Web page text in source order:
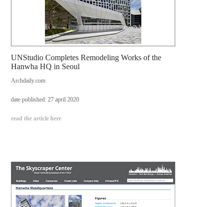
UNStudio Completes Remodeling Works of the
Hanwha HQ in Seoul
Archdaily.com
date published: 27 april 2020
read the article here